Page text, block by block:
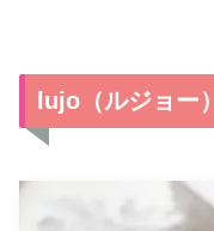
lujo（ルジョー